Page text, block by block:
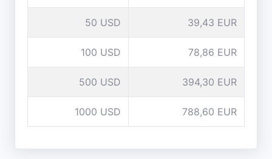
50 USD 39,43 EUR
100 USD 78,86 EUR
500 USD 394,30 EUR
1000 USD 788,60 EUR